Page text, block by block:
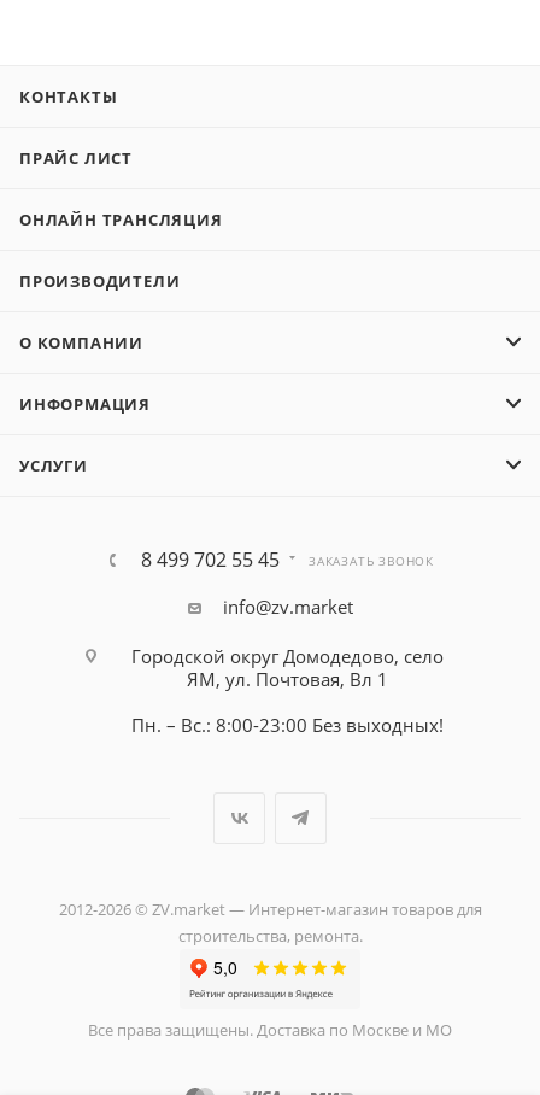
КОНТАКТЫ
ПРАЙС ЛИСТ
ОНЛАЙН ТРАНСЛЯЦИЯ
ПРОИЗВОДИТЕЛИ
О КОМПАНИИ
ИНФОРМАЦИЯ
УСЛУГИ
8 499 702 55 45 ЗАКАЗАТЬ ЗВОНОК
info@zv.market
Городской округ Домодедово, село
ЯМ, ул. Почтовая, Вл 1
Пн. – Вс.: 8:00-23:00 Без выходных!
2012-2026 © ZV.market — Интернет-магазин товаров для
строительства, ремонта.
Все права защищены. Доставка по Москве и МО